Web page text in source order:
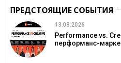
ПРЕДСТОЯЩИЕ СОБЫТИЯ
13.08.2026
Performance vs.
перформанс-